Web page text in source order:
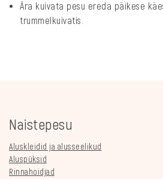
Ära kuivata pesu ereda päikese
trummelkuivatis.
Naistepesu
Aluskleidid ja alusseelikud
Aluspüksid
Rinnahoidjad